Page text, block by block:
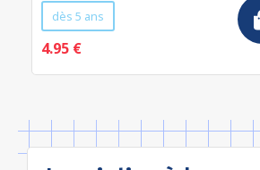
dès 5 ans
4.95 €